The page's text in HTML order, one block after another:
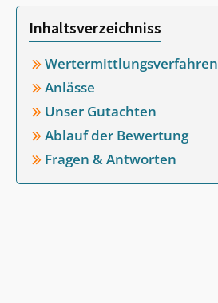
Inhaltsverzeichniss
Wertermittlungsverfahren
Anlässe
Unser Gutachten
Ablauf der Bewertung
Fragen & Antworten